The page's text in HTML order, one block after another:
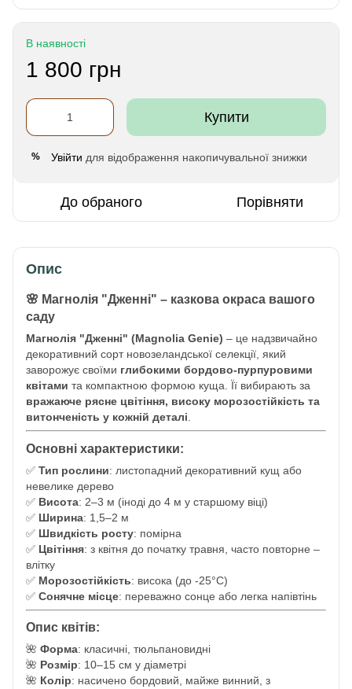
В наявності
1 800 грн
Купити
% Увійти для відображення накопичувальної знижки
До обраного Порівняти
Опис
🌸 Магнолія "Дженні" – казкова окраса вашого
саду
Магнолія "Дженні" (Magnolia Genie) – це надзвичайно
декоративний сорт новозеландської селекції, який
заворожує своїми глибокими бордово-пурпуровими
квітами та компактною формою куща. Її вибирають за
вражаюче рясне цвітіння, високу морозостійкість та
витонченість у кожній деталі
Основні характеристики:
✅ Тип рослини: листопадний декоративний кущ або
невелике дерево
✅ Висота: 2–3 м (іноді до 4 м у старшому віці)
✅ Ширина: 1,5–2 м
✅ Швидкість росту: помірна
✅ Цвітіння: з квітня до початку травня, часто повторне –
влітку
✅ Морозостійкість: висока (до -25°C)
✅ Сонячне місце: переважно сонце або легка напівтінь
Опис квітів:
🌺 Форма: класичні, тюльпановидні
🌺 Розмір: 10–15 см у діаметрі
🌺 Колір: насичено бордовий, майже винний, з